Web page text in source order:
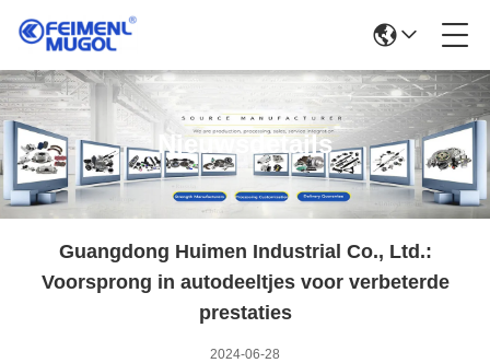
Nieuwsdetails
Guangdong Huimen Industrial Co., Ltd.:
Voorsprong in autodeeltjes voor verbeterde
prestaties
2024-06-28